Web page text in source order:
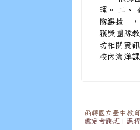
理。 二、
隊選拔」
獲獎團隊
坊相關資
校內海洋
函轉國立臺中教
鑑定考證班」課